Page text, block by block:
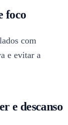
foco
com
e evitar a
e descanso